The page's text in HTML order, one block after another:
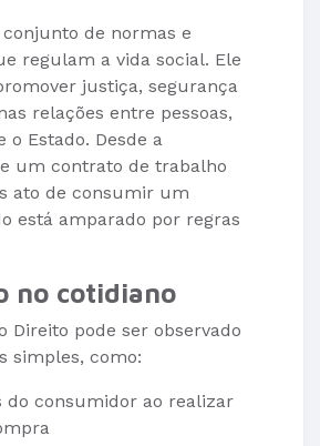
conjunto de normas e
regulam a vida social. Ele
justiça, segurança
relações entre pessoas,
o Estado. Desde a
um contrato de trabalho
ato de consumir um
está amparado por regras
no cotidiano
Direito pode ser observado
simples, como:
do consumidor ao realizar